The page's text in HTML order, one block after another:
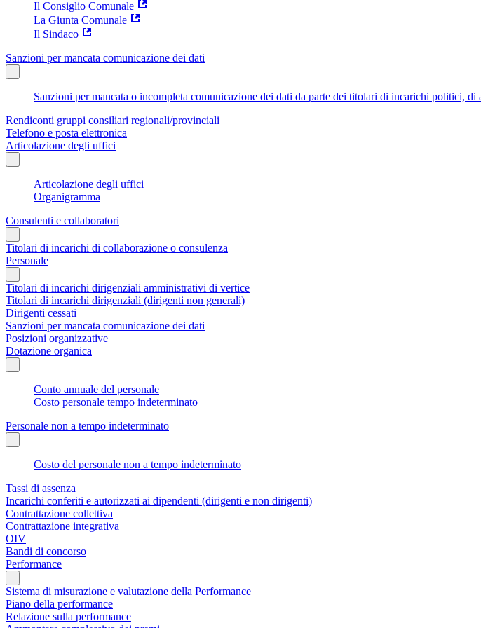
Il Consiglio Comunale
La Giunta Comunale
Il Sindaco
Sanzioni per mancata comunicazione dei dati
Sanzioni per mancata o incompleta comunicazione dei dati da parte dei titolari di incarichi politici,
Rendiconti gruppi consiliari regionali/provinciali
Telefono e posta elettronica
Articolazione degli uffici
Articolazione degli uffici
Organigramma
Consulenti e collaboratori
Titolari di incarichi di collaborazione o consulenza
Personale
Titolari di incarichi dirigenziali amministrativi di vertice
Titolari di incarichi dirigenziali (dirigenti non generali)
Dirigenti cessati
Sanzioni per mancata comunicazione dei dati
Posizioni organizzative
Dotazione organica
Conto annuale del personale
Costo personale tempo indeterminato
Personale non a tempo indeterminato
Costo del personale non a tempo indeterminato
Tassi di assenza
Incarichi conferiti e autorizzati ai dipendenti (dirigenti e non dirigenti)
Contrattazione collettiva
Contrattazione integrativa
OIV
Bandi di concorso
Performance
Sistema di misurazione e valutazione della Performance
Piano della performance
Relazione sulla performance